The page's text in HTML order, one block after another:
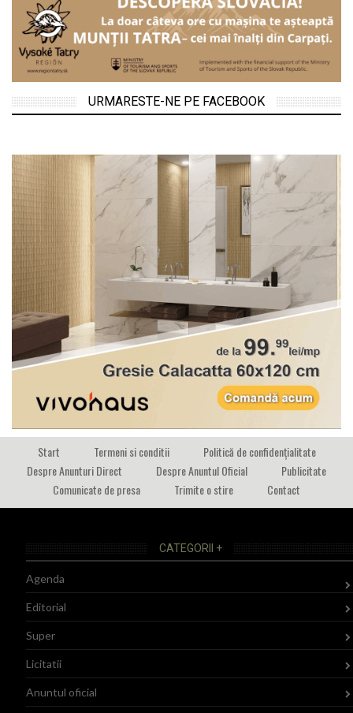
URMARESTE-NE PE FACEBOOK
Start Termeni si conditii
Politică de confidențialitate
Despre Anunturi Direct
Despre Anuntul Oficial
Publicitate
Comunicate de presa
Trimite o stire Contact
CATEGORII +
Agenda
Editorial
Super
Licitatii
Anuntul oficial